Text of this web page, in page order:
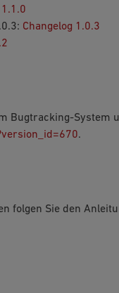
1.1.0
Changelog 1.0.3
Bugtracking-System
.
folgen Sie den